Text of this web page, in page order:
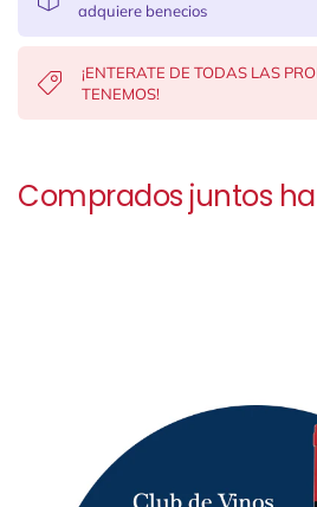
adquiere benecios
¡ENTERATE DE TODAS LAS
TENEMOS!
Comprados juntos